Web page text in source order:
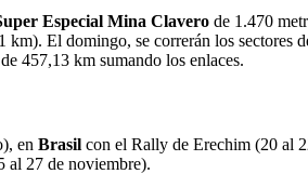
Especial Mina Clavero de 1.470
km). El domingo, se correrán los sectores
457,13 km sumando los enlaces.
en Brasil con el Rally de Erechim (20 al
al 27 de noviembre).